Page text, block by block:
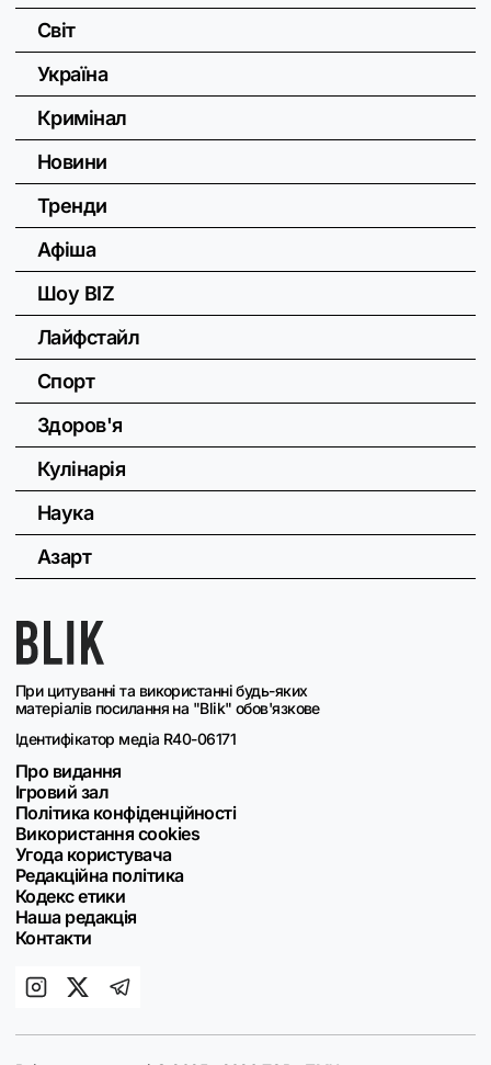
При цитуванні та використанні будь-яких
матеріалів посилання на "Blik" обов'язкове
Ідентифікатор медіа R40-06171
Про видання
Ігровий зал
Політика конфіденційності
Використання cookies
Угода користувача
Редакційна політика
Кодекс етики
Наша редакція
Контакти
Світ
Україна
Кримінал
Новини
Тренди
Афіша
Шоу BIZ
Лайфстайл
Спорт
Здоров'я
Кулінарія
Наука
Азарт